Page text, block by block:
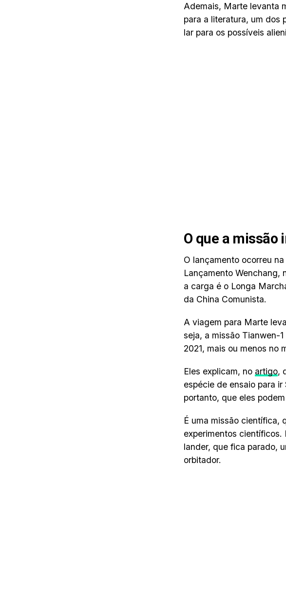
Ademais, Marte levanta
para a literatura, um dos
lar para os possíveis
O que a missão
O lançamento ocorreu
Lançamento Wenchang,
a carga é o Longa
da China Comunista.
A viagem para Marte
seja, a missão Tianwen-
2021, mais ou menos no
Eles explicam, no artigo,
espécie de ensaio para
portanto, que eles
É uma missão científica,
experimentos científicos.
lander, que fica parado,
orbitador.